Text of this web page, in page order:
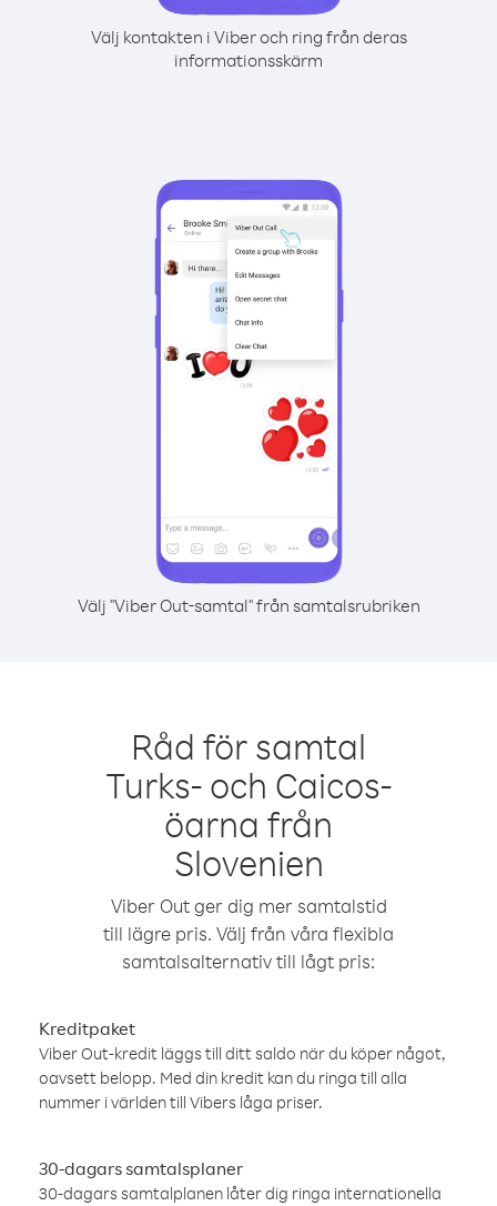
Välj kontakten i Viber och ring från deras
informationsskärm
Välj "Viber Out-samtal" från samtalsrubriken
Råd för samtal
Turks- och Caicos-
öarna från
Slovenien
Viber Out ger dig mer samtalstid
till lägre pris. Välj från våra flexibla
samtalsalternativ till lågt pris:
Kreditpaket
Viber Out-kredit läggs till ditt saldo när du köper något,
oavsett belopp. Med din kredit kan du ringa till alla
nummer i världen till Vibers låga priser.
30-dagars samtalsplaner
30-dagars samtalplanen låter dig ringa internationella